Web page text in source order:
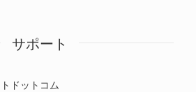
サポート
ドットコム